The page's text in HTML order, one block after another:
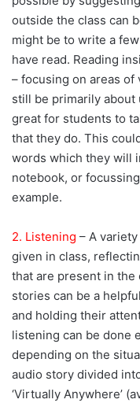
outside the class can
might be to write a
have read. Reading
– focusing on areas of
still be primarily about
great for students to
that they do. This
words which they will
notebook, or
example.
2. Listening – A
given in class,
that are present in the
stories can be a
and holding their
listening can be done
depending on the
audio story divided
‘Virtually Anywhere’